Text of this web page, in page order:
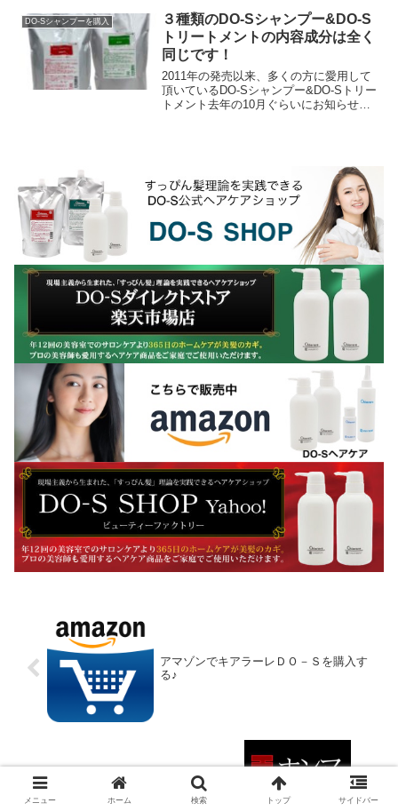
温多湿を避け、温度変...
DO-Sシャンプーを購入
３種類のDO-Sシャンプー&DO-S
トリートメントの内容成分は全く
同じです！
2011年の発売以来、多くの方に愛用して
頂いているDO-Sシャンプー&DO-Sトリー
トメント去年の10月ぐらいにお知らせし
アマゾンでキアラーレＤＯ－Ｓを購入す
る♪
抜け毛、脱毛はシャンプーでは改善でき
ない！？
メニュー ホーム 検索 トップ サイドバー